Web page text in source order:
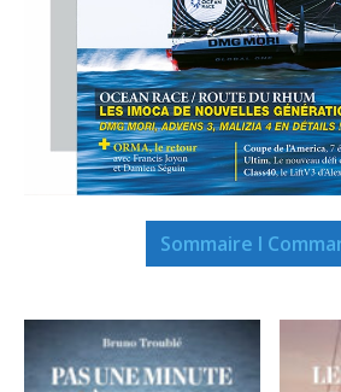
Sommaire I